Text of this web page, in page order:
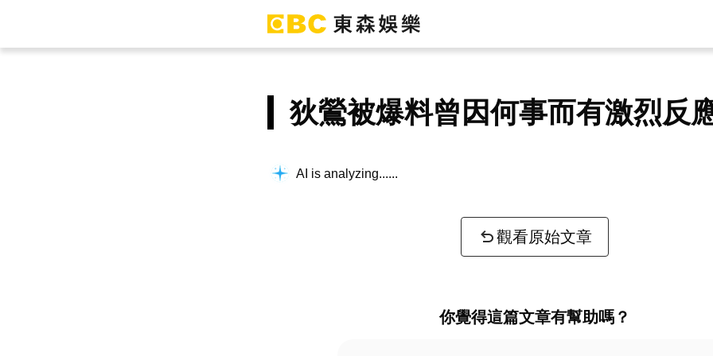
狄鶯被爆料曾因何事而有激烈反
AI is analyzing...
觀看原始文章
你覺得這篇文章有幫助嗎？